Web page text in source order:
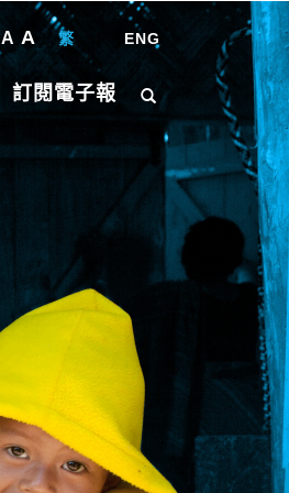
A A 繁 ENG
訂閱電子報